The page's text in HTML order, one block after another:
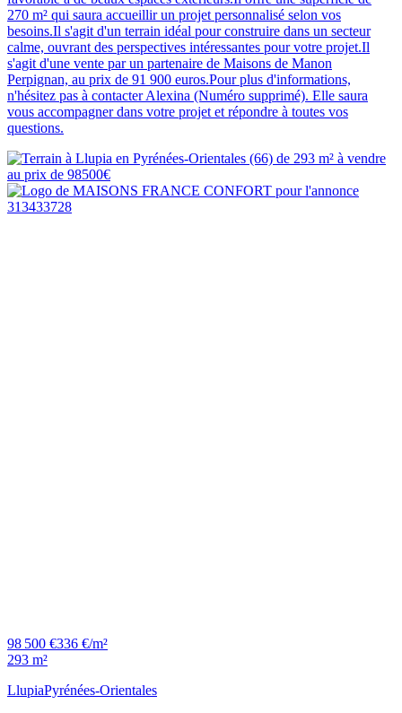
270 m² qui saura accueillir un projet personnalisé selon vos
besoins.Il s'agit d'un terrain idéal pour construire dans un secteur
calme, ouvrant des perspectives intéressantes pour votre projet.Il
s'agit d'une vente par un partenaire de Maisons de Manon
Perpignan, au prix de 91 900 euros.Pour plus d'informations,
n'hésitez pas à contacter Alexina (Numéro supprimé). Elle saura
vous accompagner dans votre projet et répondre à toutes vos
questions.
98 500 €336 €/m²
293 m²
LlupiaPyrénées-Orientales